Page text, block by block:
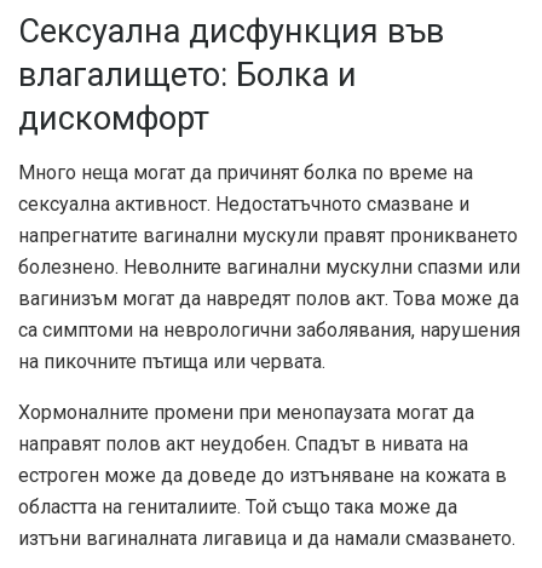
Сексуална дисфункция във
влагалището: Болка и
дискомфорт
Много неща могат да причинят болка по време на
сексуална активност. Недостатъчното смазване и
напрегнатите вагинални мускули правят проникването
болезнено. Неволните вагинални мускулни спазми или
вагинизъм могат да навредят полов акт. Това може да
са симптоми на неврологични заболявания, нарушения
на пикочните пътища или червата.
Хормоналните промени при менопаузата могат да
направят полов акт неудобен. Спадът в нивата на
естроген може да доведе до изтъняване на кожата в
областта на гениталиите. Той също така може да
изтъни вагиналната лигавица и да намали смазването.